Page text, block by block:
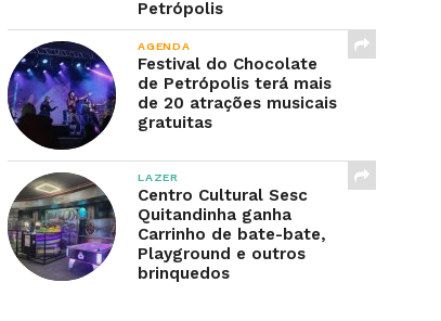
Petrópolis
AGENDA
Festival do Chocolate
de Petrópolis terá mais
de 20 atrações musicais
gratuitas
LAZER
Centro Cultural Sesc
Quitandinha ganha
Carrinho de bate-bate,
Playground e outros
brinquedos